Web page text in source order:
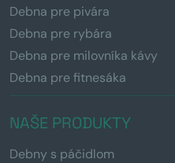
Debna pre pivára
Debna pre rybára
Debna pre milovníka kávy
Debna pre fitnesáka
NAŠE PRODUKTY
Debny s páčidlom